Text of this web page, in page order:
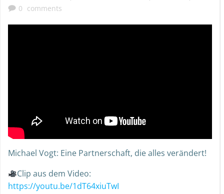
0 comments
Michael Vogt: Eine Partnerschaft, die alles verändert!
Clip aus dem Video:
https://youtu.be/1dT64xiuTwI